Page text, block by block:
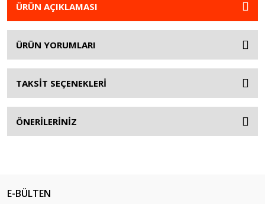
ÜRÜN AÇIKLAMASI
ÜRÜN YORUMLARI
TAKSİT SEÇENEKLERİ
ÖNERİLERİNİZ
E-BÜLTEN